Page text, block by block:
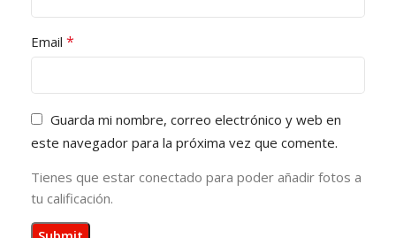
Email *
Guarda mi nombre, correo electrónico y web en
este navegador para la próxima vez que comente.
Tienes que estar conectado para poder añadir fotos a
tu calificación.